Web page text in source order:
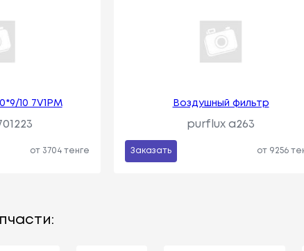
10 7V1PM
от 3704 тенге
Воздушный фильтр
purflux a263
Заказать от 9256